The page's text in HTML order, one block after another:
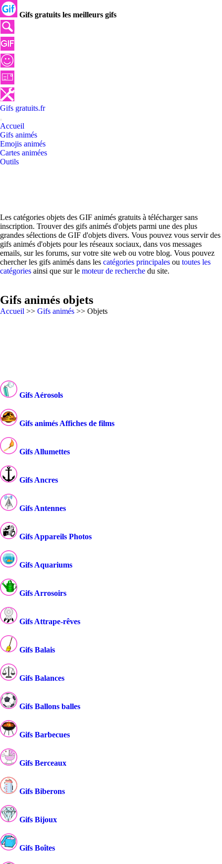
Gifs gratuits les meilleurs gifs
Gifs gratuits.fr
Accueil
Gifs animés
Emojis animés
Cartes animées
Outils
Les catégories objets des GIF animés gratuits à télécharger sans
inscription. Trouver des gifs animés d'objets parmi une des plus
grandes sélections de GIF d'objets divers. Vous pouvez vous servir des
gifs animés d'objets pour les réseaux sociaux, dans vos messages
emails, sur les forums, sur votre site web ou votre blog. Vous pouvez
chercher les gifs animés dans les catégories principales ou toutes les
catégories ainsi que sur le moteur de recherche du site.
Gifs animés objets
Accueil >> Gifs animés >> Objets
Gifs Aérosols
Gifs animés Affiches de films
Gifs Allumettes
Gifs Ancres
Gifs Antennes
Gifs Appareils Photos
Gifs Aquariums
Gifs Arrosoirs
Gifs Attrape-rêves
Gifs Balais
Gifs Balances
Gifs Ballons balles
Gifs Barbecues
Gifs Berceaux
Gifs Biberons
Gifs Bijoux
Gifs Boîtes